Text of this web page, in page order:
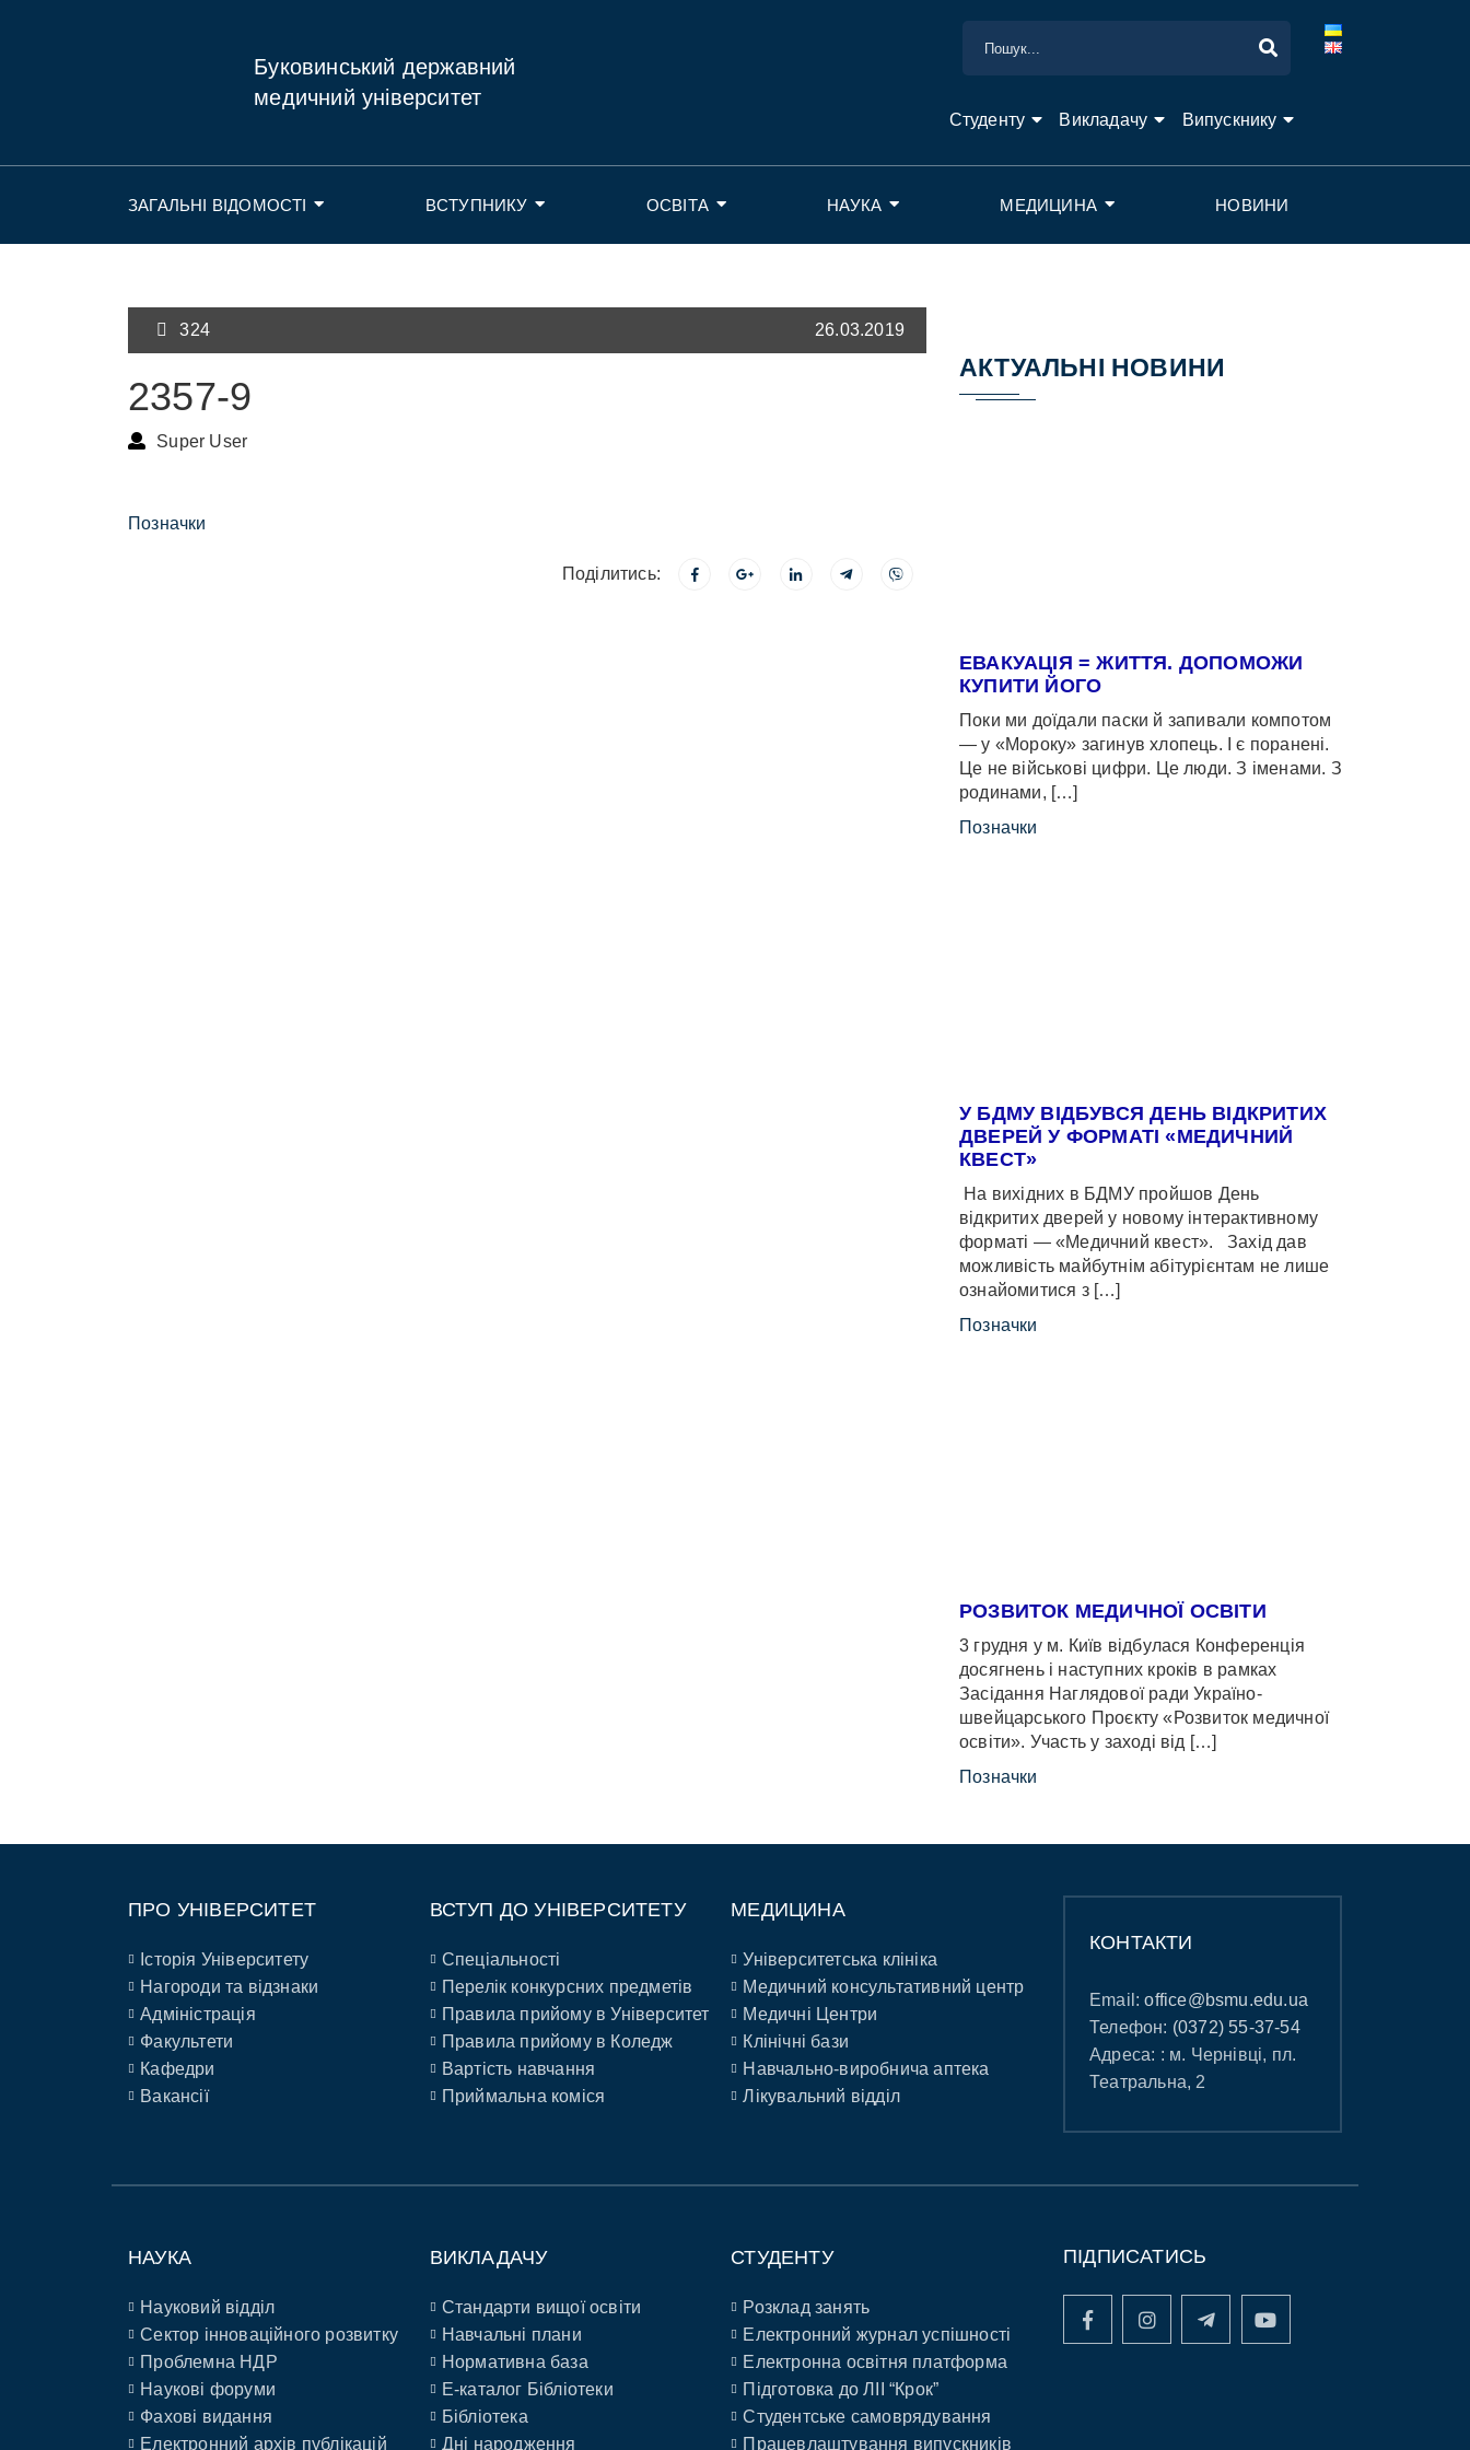
Буковинський державний
медичний університет
Студенту Викладачу Випускнику
ЗАГАЛЬНІ ВІДОМОСТІ ВСТУПНИКУ ОСВІТА НАУКА МЕДИЦИНА НОВИНИ
324 26.03.2019
2357-9
Super User
Позначки
Поділитись:
АКТУАЛЬНІ НОВИНИ
ЕВАКУАЦІЯ = ЖИТТЯ. ДОПОМОЖИ
КУПИТИ ЙОГО
Поки ми доїдали паски й запивали компотом
— у «Мороку» загинув хлопець. І є поранені.
Це не військові цифри. Це люди. З іменами. З
родинами, […]
Позначки
У БДМУ ВІДБУВСЯ ДЕНЬ ВІДКРИТИХ
ДВЕРЕЙ У ФОРМАТІ «МЕДИЧНИЙ
КВЕСТ»
На вихідних в БДМУ пройшов День
відкритих дверей у новому інтерактивному
форматі — «Медичний квест». Захід дав
можливість майбутнім абітурієнтам не лише
ознайомитися з […]
Позначки
РОЗВИТОК МЕДИЧНОЇ ОСВІТИ
3 грудня у м. Київ відбулася Конференція
досягнень і наступних кроків в рамках
Засідання Наглядової ради Україно-
швейцарського Проєкту «Розвиток медичної
освіти». Участь у заході від […]
Позначки
ПРО УНІВЕРСИТЕТ
Історія Університету
Нагороди та відзнаки
Адміністрація
Факультети
Кафедри
Вакансії
ВСТУП ДО УНІВЕРСИТЕТУ
Спеціальності
Перелік конкурсних предметів
Правила прийому в Університет
Правила прийому в Коледж
Вартість навчання
Приймальна коміся
МЕДИЦИНА
Університетська клініка
Медичний консультативний центр
Медичні Центри
Клінічні бази
Навчально-виробнича аптека
Лікувальний відділ
КОНТАКТИ
Email:office@bsmu.edu.ua
Телефон: (0372) 55-37-54
Адреса: : м. Чернівці, пл.
Театральна, 2
НАУКА
Науковий відділ
Сектор інноваційного розвитку
Проблемна НДР
Наукові форуми
Фахові видання
Електронний архів публікацій
ВИКЛАДАЧУ
Стандарти вищої освіти
Навчальні плани
Нормативна база
E-каталог Бібліотеки
Бібліотека
Дні народження
СТУДЕНТУ
Розклад занять
Електронний журнал успішності
Електронна освітня платформа
Підготовка до ЛІІ “Крок”
Студентське самоврядування
Працевлаштування випускників
ПІДПИСАТИСЬ